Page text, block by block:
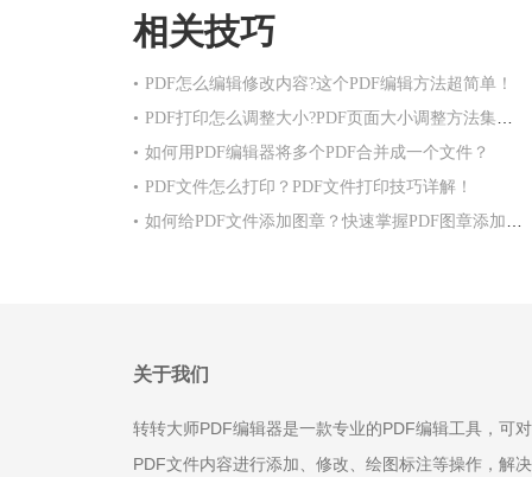
相关技巧
• PDF怎么编辑修改内容?这个PDF编辑方法超简单！
• PDF打印怎么调整大小?PDF页面大小调整方法集合！
• 如何用PDF编辑器将多个PDF合并成一个文件？
• PDF文件怎么打印？PDF文件打印技巧详解！
• 如何给PDF文件添加图章？快速掌握PDF图章添加方法！
关于我们
转转大师PDF编辑器是一款专业的PDF编辑工具，可对
PDF文件内容进行添加、修改、绘图标注等操作，解决